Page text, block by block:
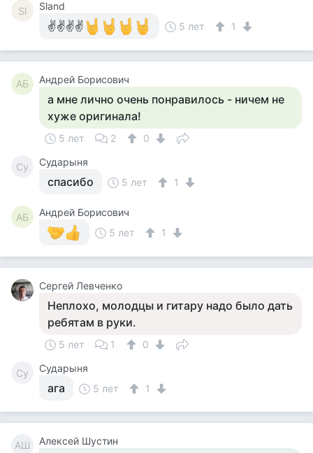
Sl Sland
✌✌✌✌ 5 лет 1
АБ Андрей Борисович
а мне лично очень понравилось - ничем не
хуже оригинала!
5 лет 2 0
Су Сударыня
спасибо 5 лет 1
АБ
Андрей Борисович
5 лет
1
Сергей Левченко
Неплохо, молодцы и гитару надо было дать
ребятам в руки.
5 лет 1 0
Су Сударыня
ага 5 лет 1
АШ Алексей Шустин